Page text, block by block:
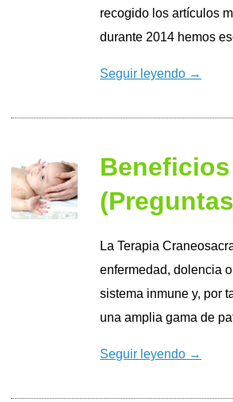
recogido los artículos
durante 2014 hemos
Seguir leyendo →
La Terapia
enfermedad, dolencia
sistema inmune y, por
una amplia gama de
Seguir leyendo →